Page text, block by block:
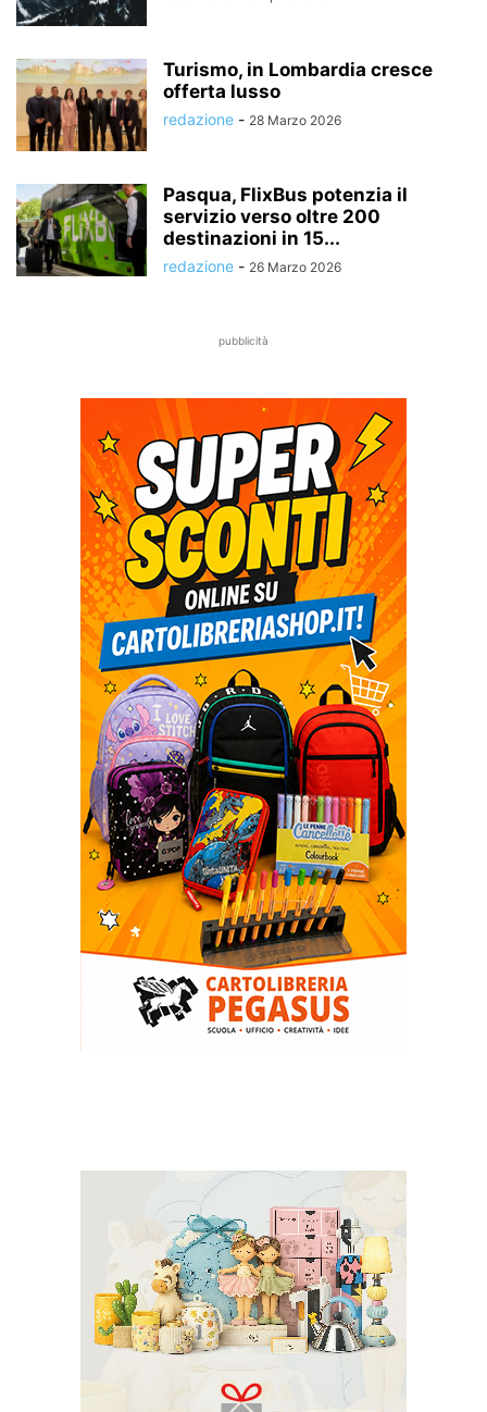
Turismo, in Lombardia cresce
offerta lusso
redazione - 28 Marzo 2026
Pasqua, FlixBus potenzia il
servizio verso oltre 200
destinazioni in 15...
redazione - 26 Marzo 2026
pubblicità